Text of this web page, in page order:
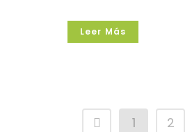
Leer Más
1 2